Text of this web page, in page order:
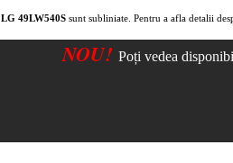
LG 49LW540S sunt subliniate. Pentru a afla detalii
NOU! Poți vedea